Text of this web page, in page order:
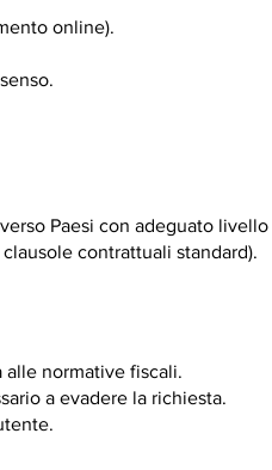
online).
Paesi con adeguato
contrattuali standard).
alle normative fiscali.
a evadere la richiesta.